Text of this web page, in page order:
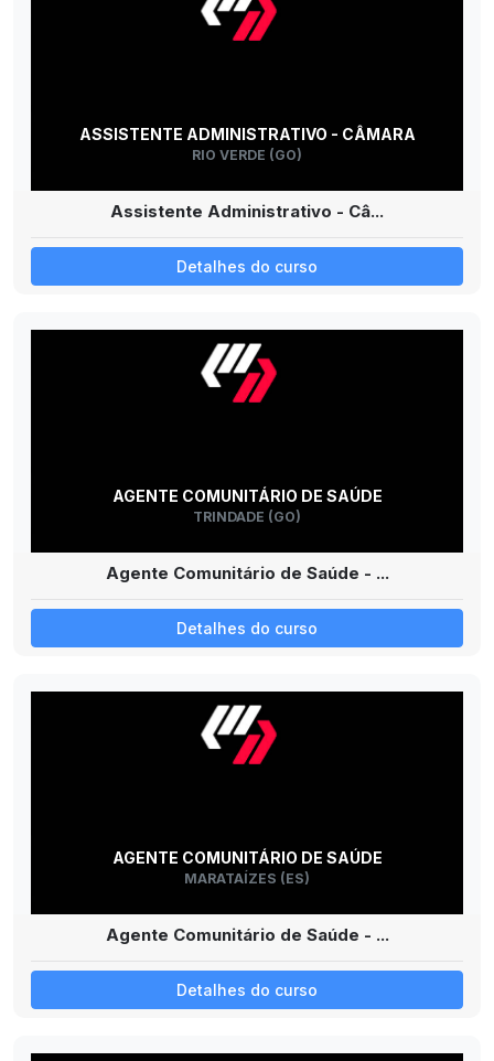
ASSISTENTE ADMINISTRATIVO - CÂMARA
RIO VERDE (GO)
Assistente Administrativo - Câ...
Detalhes do curso
AGENTE COMUNITÁRIO DE SAÚDE
TRINDADE (GO)
Agente Comunitário de Saúde - ...
Detalhes do curso
AGENTE COMUNITÁRIO DE SAÚDE
MARATAÍZES (ES)
Agente Comunitário de Saúde - ...
Detalhes do curso